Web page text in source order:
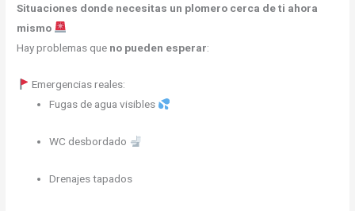
Situaciones donde necesitas un plomero cerca de ti ahora
mismo
Hay problemas que no pueden esperar:
Emergencias reales:
Fugas de agua visibles
WC desbordado
Drenajes tapados